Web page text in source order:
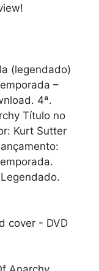
(legendado)
–
4ª.
Título no
Kurt Sutter